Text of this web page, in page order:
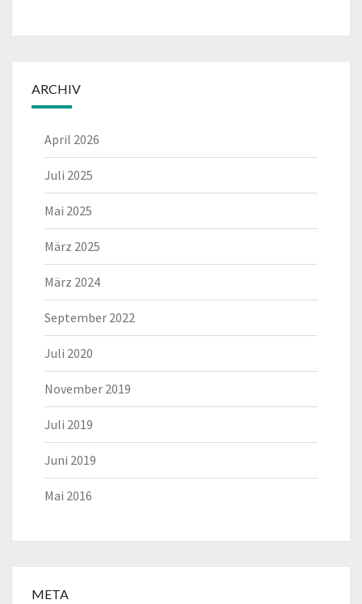
ARCHIV
April 2026
Juli 2025
Mai 2025
März 2025
März 2024
September 2022
Juli 2020
November 2019
Juli 2019
Juni 2019
Mai 2016
META